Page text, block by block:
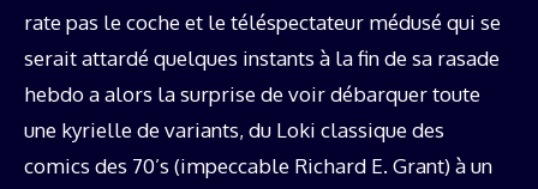
rate pas le coche et le téléspectateur médusé qui se
serait attardé quelques instants à la fin de sa rasade
hebdo a alors la surprise de voir débarquer toute
une kyrielle de variants, du Loki classique des
comics des 70’s (impeccable Richard E. Grant) à un